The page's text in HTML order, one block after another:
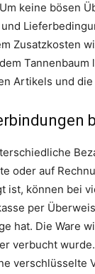
keine bösen
Zusatzkosten
Artikels und die
oder auf
ist, können bei
per
hat. Die Ware
verbucht
verschlüsselte